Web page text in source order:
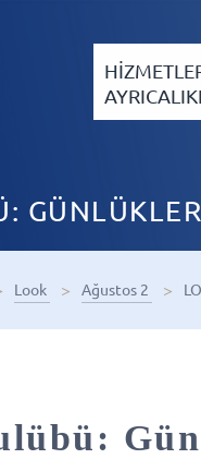
GÜNLÜKLER
Look Ağustos 2